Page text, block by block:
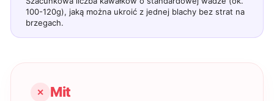
100-120g), jaką można ukroić z jednej blachy bez strat na
brzegach.
Mit